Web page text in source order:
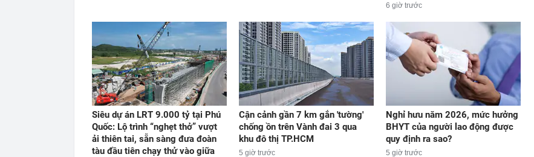
6 giờ trước
Siêu dự án LRT 9.000 tỷ tại Phú
Quốc: Lộ trình “nghẹt thở” vượt
ải thiên tai, sẵn sàng đưa đoàn
tàu đầu tiên chạy thử vào giữa
Cận cảnh gần 7 km gắn 'tường'
chống ồn trên Vành đai 3 qua
khu đô thị TP.HCM
5 giờ trước
Nghỉ hưu năm 2026, mức hưởng
BHYT của người lao động được
quy định ra sao?
5 giờ trước